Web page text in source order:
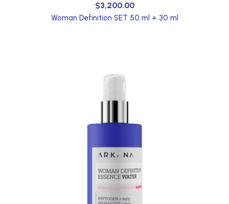
$3,200.00
Woman Definition SET 50 ml + 30 ml